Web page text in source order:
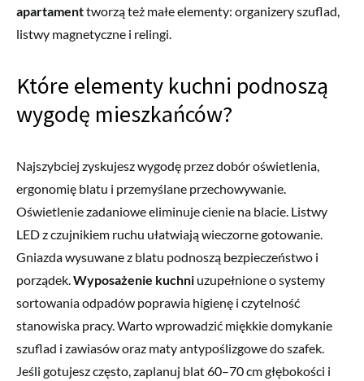
apartamenttworzą też małe elementy: organizery szuflad,
listwy magnetyczne i relingi.
Które elementy kuchni podnoszą
wygodę mieszkańców?
Najszybciej zyskujesz wygodę przez dobór oświetlenia,
ergonomię blatu i przemyślane przechowywanie.
Oświetlenie zadaniowe eliminuje cienie na blacie. Listwy
LED z czujnikiem ruchu ułatwiają wieczorne gotowanie.
Gniazda wysuwane z blatu podnoszą bezpieczeństwo i
porządek.Wyposażenie kuchni uzupełnione o systemy
sortowania odpadów poprawia higienę i czytelność
stanowiska pracy. Warto wprowadzić miękkie domykanie
szuflad i zawiasów oraz maty antypoślizgowe do szafek.
Jeśli gotujesz często, zaplanuj blat 60–70 cm głębokości i